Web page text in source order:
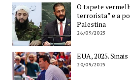
O tapete
terrorista” e a
Palestina
26/09/2025
EUA, 2025.
20/09/2025